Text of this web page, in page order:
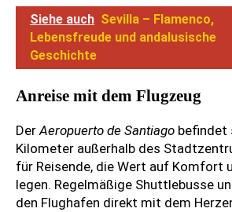
Siehe auch Sevilla – Flamenco,
Lebensfreude und andalusische
Geschichte
Anreise mit dem Flugzeug
DerAeropuerto de Santiago befindet
Kilometer außerhalb des
für Reisende, die Wert auf Komfort
legen. Regelmäßige Shuttlebusse
den Flughafen direkt mit dem